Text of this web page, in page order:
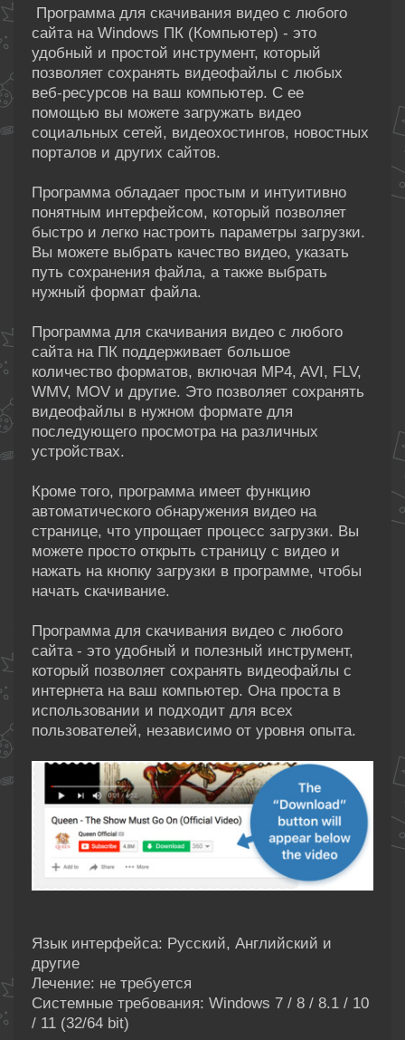
Программа для скачивания видео с любого
сайта на Windows ПК (Компьютер) - это
удобный и простой инструмент, который
позволяет сохранять видеофайлы с любых
веб-ресурсов на ваш компьютер. С ее
помощью вы можете загружать видео
социальных сетей, видеохостингов, новостных
порталов и других сайтов.
Программа обладает простым и интуитивно
понятным интерфейсом, который позволяет
быстро и легко настроить параметры загрузки.
Вы можете выбрать качество видео, указать
путь сохранения файла, а также выбрать
нужный формат файла.
Программа для скачивания видео с любого
сайта на ПК поддерживает большое
количество форматов, включая MP4, AVI, FLV,
WMV, MOV и другие. Это позволяет сохранять
видеофайлы в нужном формате для
последующего просмотра на различных
устройствах.
Кроме того, программа имеет функцию
автоматического обнаружения видео на
странице, что упрощает процесс загрузки. Вы
можете просто открыть страницу с видео и
нажать на кнопку загрузки в программе, чтобы
начать скачивание.
Программа для скачивания видео с любого
сайта - это удобный и полезный инструмент,
который позволяет сохранять видеофайлы с
интернета на ваш компьютер. Она проста в
использовании и подходит для всех
пользователей, независимо от уровня опыта.
Язык интерфейса: Русский, Английский и
другие
Лечение: не требуется
Системные требования: Windows 7 / 8 / 8.1 / 10
/ 11 (32/64 bit)